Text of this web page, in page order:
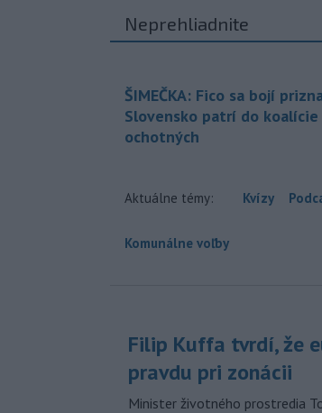
Neprehliadnite
ŠIMEČKA: Fico sa bojí
Slovensko patrí do koalície
ochotných
Aktuálne témy: Kvízy
Komunálne voľby
Filip Kuffa tvrdí, že
pravdu pri zonácii
Minister životného prostredia